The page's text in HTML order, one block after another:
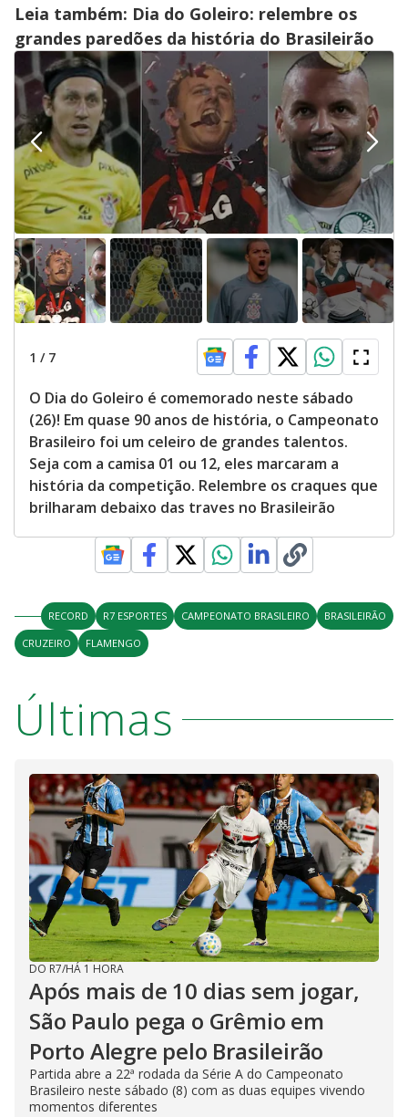
Leia também: Dia do Goleiro: relembre os
grandes paredões da história do Brasileirão
1 / 7
O Dia do Goleiro é comemorado neste sábado
(26)! Em quase 90 anos de história, o Campeonato
Brasileiro foi um celeiro de grandes talentos.
Seja com a camisa 01 ou 12, eles marcaram a
história da competição. Relembre os craques que
brilharam debaixo das traves no Brasileirão
RECORD R7 ESPORTES CAMPEONATO BRASILEIRO
BRASILEIRÃO
CRUZEIRO
FLAMENGO
Últimas
DO R7/HÁ 1 HORA
Após mais de 10 dias sem jogar,
São Paulo pega o Grêmio em
Porto Alegre pelo Brasileirão
Partida abre a 22ª rodada da Série A do Campeonato
Brasileiro neste sábado (8) com as duas equipes vivendo
momentos diferentes